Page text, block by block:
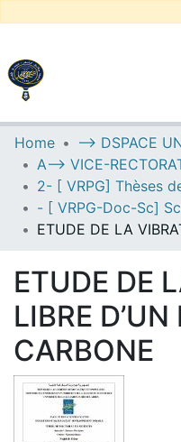
UNIVERSITY OF
Communities &
All of DSpace
Statistics
Home
ETUDE DE
LIBRE
CARBONE